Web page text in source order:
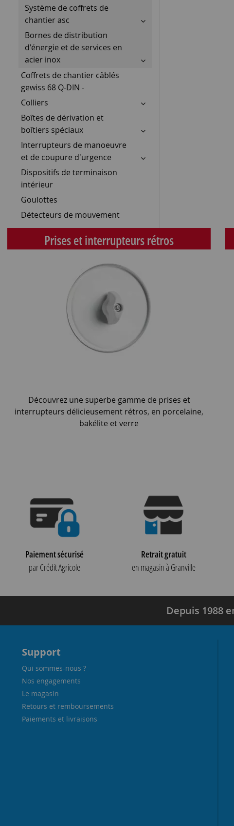
Système de coffrets de
chantier asc
Bornes de distribution
d'énergie et de services en
acier inox
Coffrets de chantier câblés
gewiss 68 Q-DIN -
Colliers
Boîtes de dérivation et
boîtiers spéciaux
Interrupteurs de manoeuvre
et de coupure d'urgence
Dispositifs de terminaison
intérieur
Goulottes
Détecteurs de mouvement
Prises et interrupteurs rétros
Découvrez une superbe gamme de prises et
interrupteurs délicieusement rétros, en porcelaine,
bakélite et verre
Paiement sécurisé
par Crédit Agricole
Retrait gratuit
en magasin à Granville
Depuis 1988
Support
Qui sommes-nous ?
Nos engagements
Le magasin
Retours et remboursements
Paiements et livraisons